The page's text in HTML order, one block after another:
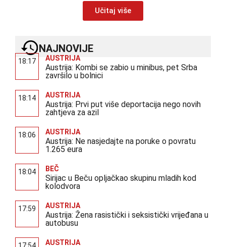
Učitaj više
NAJNOVIJE
18:17 AUSTRIJA
Austrija: Kombi se zabio u minibus, pet Srba
završilo u bolnici
18:14 AUSTRIJA
Austrija: Prvi put više deportacija nego novih
zahtjeva za azil
18:06 AUSTRIJA
Austrija: Ne nasjedajte na poruke o povratu
1.265 eura
18:04 BEČ
Sirijac u Beču opljačkao skupinu mladih kod
kolodvora
17:59 AUSTRIJA
Austrija: Žena rasistički i seksistički vrijeđana u
autobusu
AUSTRIJA